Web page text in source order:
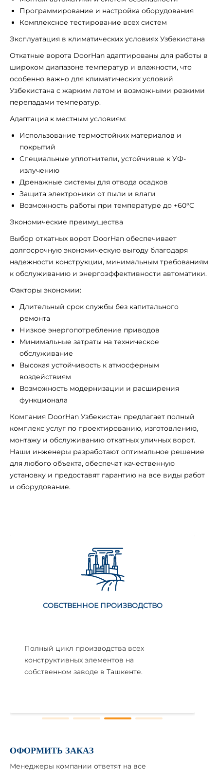
Программирование и настройка оборудования
Комплексное тестирование всех систем
Эксплуатация в климатических условиях Узбекистана
Откатные ворота DoorHan адаптированы для работы в
широком диапазоне температур и влажности, что
особенно важно для климатических условий
Узбекистана с жарким летом и возможными резкими
перепадами температур.
Адаптация к местным условиям:
Использование термостойких материалов и
покрытий
Специальные уплотнители, устойчивые к УФ-
излучению
Дренажные системы для отвода осадков
Защита электроники от пыли и влаги
Возможность работы при температуре до +60°C
Экономические преимущества
Выбор откатных ворот DoorHan обеспечивает
долгосрочную экономическую выгоду благодаря
надежности конструкции, минимальным требованиям
к обслуживанию и энергоэффективности автоматики.
Факторы экономии:
Длительный срок службы без капитального
ремонта
Низкое энергопотребление приводов
Минимальные затраты на техническое
обслуживание
Высокая устойчивость к атмосферным
воздействиям
Возможность модернизации и расширения
функционала
Компания DoorHan Узбекистан предлагает полный
комплекс услуг по проектированию, изготовлению,
монтажу и обслуживанию откатных уличных ворот.
Наши инженеры разработают оптимальное решение
для любого объекта, обеспечат качественную
установку и предоставят гарантию на все виды работ
и оборудование.
СОБСТВЕННОЕ ПРОИЗВОДСТВО
Полный цикл производства всех
конструктивных элементов на
собственном заводе в Ташкенте.
ОФОРМИТЬ ЗАКАЗ
Менеджеры компании ответят на все